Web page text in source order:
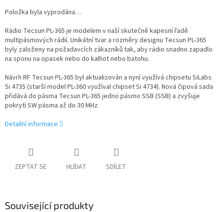
Položka byla vyprodána…
Rádio Tecsun PL-365 je modelem v naší skutečně kapesní řadě
multipásmových rádií. Unikátní tvar a rozměry designu Tecsun PL-365
byly založeny na požadavcích zákazníků tak, aby rádio snadno zapadlo
na sponu na opasek nebo do kalhot nebo batohu.
Návrh RF Tecsun PL-365 byl aktualizován a nyní využívá chipsetu SiLabs
Si 4735 (starší model PL-360 využíval chipset Si 4734). Nová čipová sada
přidává do pásma Tecsun PL-365 jedno pásmo SSB (SSB) a zvyšuje
pokrytí SW pásma až do 30 MHz.
Detailní informace
ZEPTAT SE HLÍDAT SDÍLET
Související produkty